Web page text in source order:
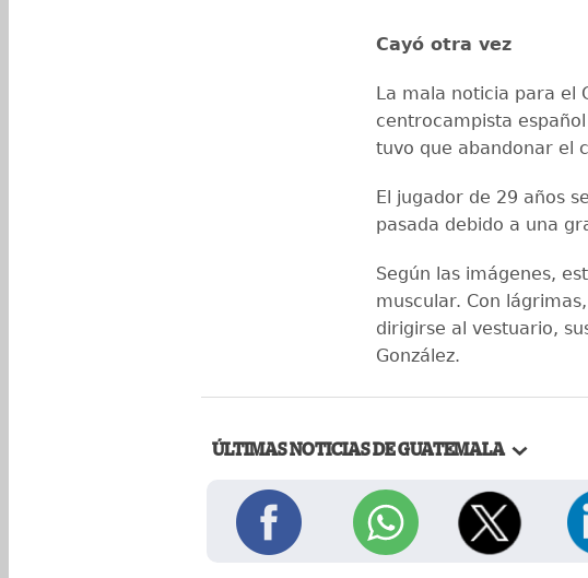
Cayó otra vez
La mala noticia para el
centrocampista
tuvo que abandonar el
El jugador de 29 años
pasada debido a una
Según las imágenes,
muscular. Con
dirigirse al vestuario,
González.
ÚLTIMAS NOTICIAS DE GUATEMALA